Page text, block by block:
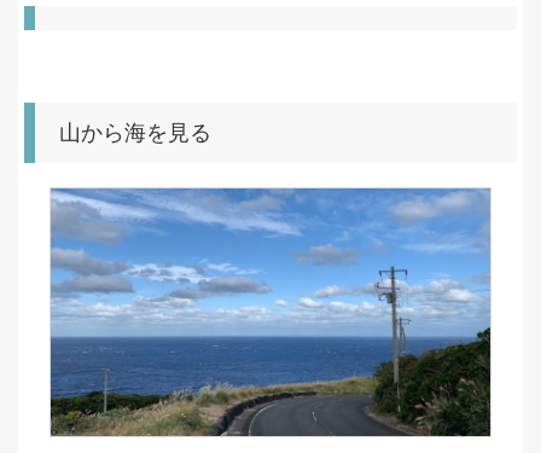
山から海を見る